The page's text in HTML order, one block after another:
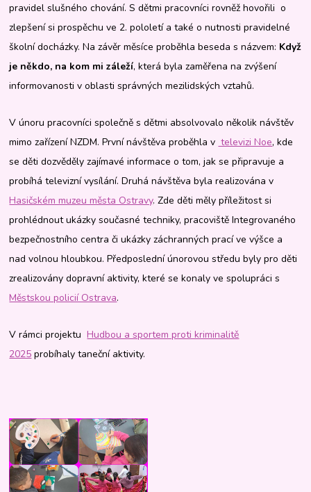
pravidel slušného chování. S dětmi pracovníci rovněž hovořili o
zlepšení si prospěchu ve 2. pololetí a také o nutnosti pravidelné
školní docházky. Na závěr měsíce proběhla beseda s názvem: Když
je někdo, na kom mi záleží, která byla zaměřena na zvýšení
informovanosti v oblasti správných mezilidských vztahů.
V únoru pracovníci společně s dětmi absolvovalo několik návštěv
mimo zařízení NZDM. První návštěva proběhla v televizi Noe, kde
se děti dozvěděly zajímavé informace o tom, jak se připravuje a
probíhá televizní vysílání. Druhá návštěva byla realizována v
Hasičském muzeu města Ostravy. Zde děti měly příležitost si
prohlédnout ukázky současné techniky, pracoviště Integrovaného
bezpečnostního centra či ukázky záchranných prací ve výšce a
nad volnou hloubkou. Předposlední únorovou středu byly pro děti
zrealizovány dopravní aktivity, které se konaly ve spolupráci s
Městskou policií Ostrava.
V rámci projektuHudbou a sportem proti kriminalitě
2025 probíhaly taneční aktivity.